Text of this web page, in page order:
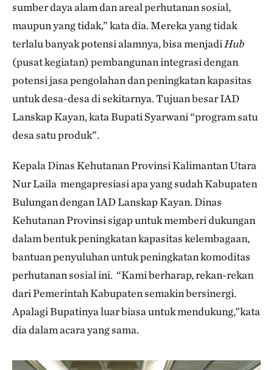
sumber daya alam dan areal perhutanan sosial,
maupun yang tidak,” kata dia. Mereka yang tidak
terlalu banyak potensi alamnya, bisa menjadi Hub
(pusat kegiatan) pembangunan integrasi dengan
potensi jasa pengolahan dan peningkatan kapasitas
untuk desa-desa di sekitarnya. Tujuan besar IAD
Lanskap Kayan, kata Bupati Syarwani “program satu
desa satu produk”.
Kepala Dinas Kehutanan Provinsi Kalimantan Utara
Nur Laila mengapresiasi apa yang sudah Kabupaten
Bulungan dengan IAD Lanskap Kayan. Dinas
Kehutanan Provinsi sigap untuk memberi dukungan
dalam bentuk peningkatan kapasitas kelembagaan,
bantuan penyuluhan untuk peningkatan komoditas
perhutanan sosial ini. “Kami berharap, rekan-rekan
dari Pemerintah Kabupaten semakin bersinergi.
Apalagi Bupatinya luar biasa untuk mendukung,”kata
dia dalam acara yang sama.